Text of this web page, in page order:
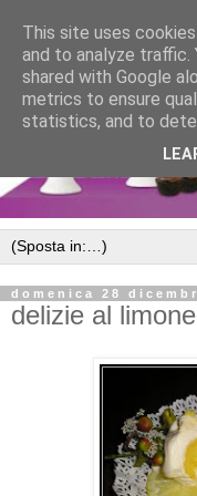
domenica 28
delizie al limone
This site uses
and to analyze traffic.
shared with Google
metrics to ensure
statistics, and to